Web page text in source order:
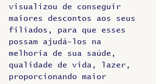
visualizou de conseguir
maiores descontos aos seus
filiados, para que esses
possam ajudá-los na
melhoria de sua saúde,
qualidade de vida, lazer,
proporcionando maior